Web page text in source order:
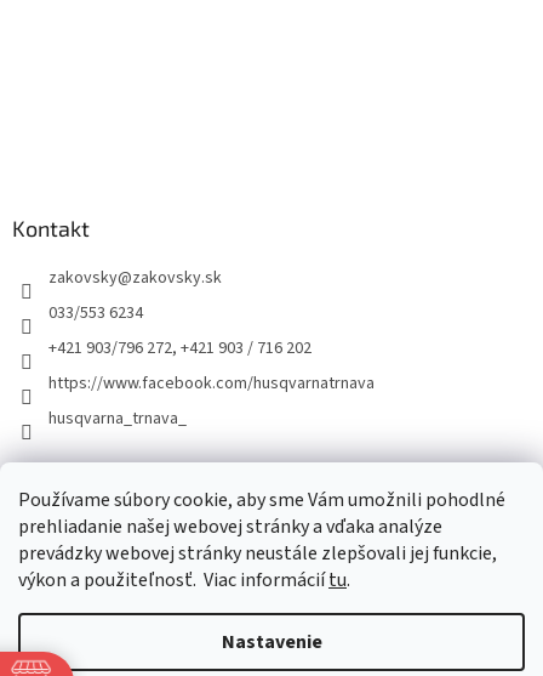
Používame súbory cookie, aby sme Vám umožnili pohodlné
prehliadanie našej webovej stránky a vďaka analýze
prevádzky webovej stránky neustále zlepšovali jej funkcie,
výkon a použiteľnosť. Viac informáciítu.
Nastavenie
Kontakt
zakovsky@zakovsky.sk
033/553 6234
+421 903/796 272, +421 903 / 716 202
https://www.facebook.com/husqvarnatrnava
husqvarna_trnava_
Facebook
Vytvoril Shoptet